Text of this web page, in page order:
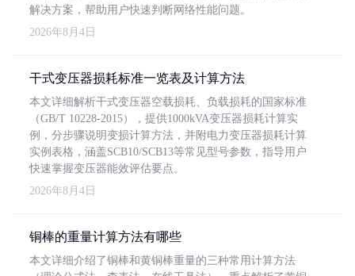
解决方案，帮助用户快速判断网络性能问题。
2026年8月4日
干式变压器损耗标准一览表及计算方法
本文详细解析干式变压器空载损耗、负载损耗的国家标准
（GB/T 10228-2015），提供1000kVA变压器损耗计算实
例，分步骤说明变损计算方法，并附电力变压器损耗计算
实例表格，涵盖SCB10/SCB13等常见型号参数，指导用户
快速掌握变压器能效评估要点。
2026年8月4日
铜棒的重量计算方法有哪些
本文详细介绍了铜棒和黄铜棒重量的三种常用计算方法